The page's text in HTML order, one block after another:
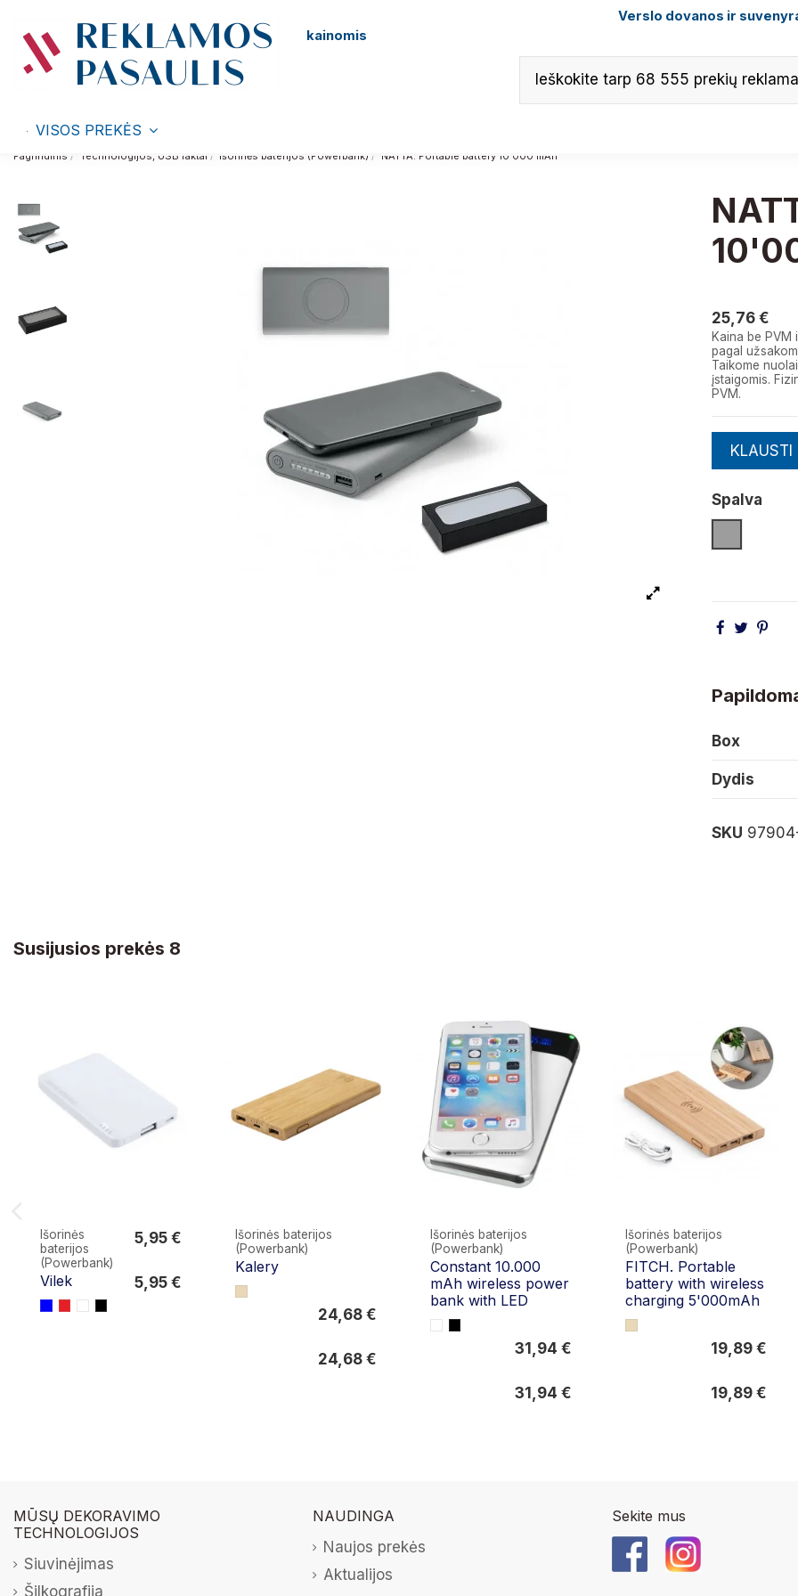
Verslo dovanos ir
kainomis
VISOS PREKĖS
Pagrindinis Technologijos, USB raktai Išorinės baterijos (Powerbank) NATTA. Portable battery 10'000 mAh
25,76 €
Kaina be
pagal
Taikome
įstaigomis.
PVM.
KLAUSTI
Spalva
Box
Dydis
SKU
Susijusios prekės 8
Išorinės
baterijos
(Powerbank)
Vilek
5,95 €
5,95 €
Išorinės baterijos
(Powerbank)
Kalery
24,68 €
24,68 €
Išorinės baterijos
(Powerbank)
Constant 10.000
mAh wireless power
bank with LED
31,94 €
31,94 €
Išorinės baterijos
(Powerbank)
FITCH. Portable
battery with wireless
charging 5'000mAh
19,89 €
19,89 €
MŪSŲ DEKORAVIMO
TECHNOLOGIJOS
Siuvinėjimas
Šilkografija
NAUDINGA
Naujos prekės
Aktualijos
Sekite mus